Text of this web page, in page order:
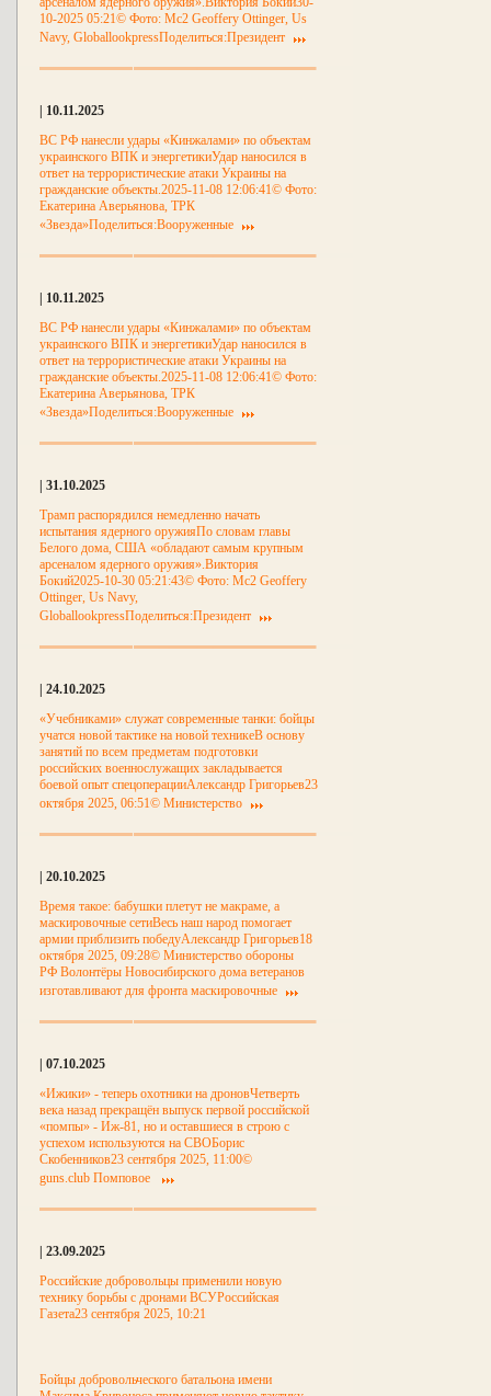
10-2025 05:21© Фото: Mc2 Geoffery Ottinger, Us
Navy, GloballookpressПоделиться:Президент
| 10.11.2025
ВС РФ нанесли удары «Кинжалами» по объектам
украинского ВПК и энергетикиУдар наносился в
ответ на террористические атаки Украины на
гражданские объекты.2025-11-08 12:06:41© Фото:
Екатерина Аверьянова, ТРК
«Звезда»Поделиться:Вооруженные
| 10.11.2025
ВС РФ нанесли удары «Кинжалами» по объектам
украинского ВПК и энергетикиУдар наносился в
ответ на террористические атаки Украины на
гражданские объекты.2025-11-08 12:06:41© Фото:
Екатерина Аверьянова, ТРК
«Звезда»Поделиться:Вооруженные
| 31.10.2025
Трамп распорядился немедленно начать
испытания ядерного оружияПо словам главы
Белого дома, США «обладают самым крупным
арсеналом ядерного оружия».Виктория
Бокий2025-10-30 05:21:43© Фото: Mc2 Geoffery
Ottinger, Us Navy,
GloballookpressПоделиться:Президент
| 24.10.2025
«Учебниками» служат современные танки: бойцы
учатся новой тактике на новой техникеВ основу
занятий по всем предметам подготовки
российских военнослужащих закладывается
боевой опыт спецоперацииАлександр Григорьев23
октября 2025, 06:51© Министерство
| 20.10.2025
Время такое: бабушки плетут не макраме, а
маскировочные сетиВесь наш народ помогает
армии приблизить победуАлександр Григорьев18
октября 2025, 09:28© Министерство обороны
РФ Волонтёры Новосибирского дома ветеранов
изготавливают для фронта маскировочные
| 07.10.2025
«Ижики» - теперь охотники на дроновЧетверть
века назад прекращён выпуск первой российской
«помпы» - Иж-81, но и оставшиеся в строю с
успехом используются на СВОБорис
Скобенников23 сентября 2025, 11:00©
guns.club Помповое
| 23.09.2025
Российские добровольцы применили новую
технику борьбы с дронами ВСУРоссийская
Газета23 сентября 2025, 10:21
Бойцы добровольческого батальона имени